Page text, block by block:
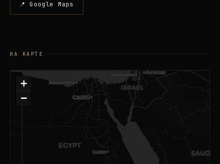
📍 Google Maps
НА КАРТЕ
+
−